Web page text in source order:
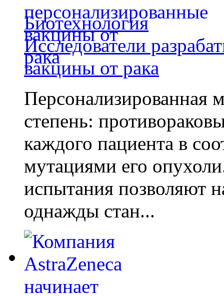
Биотехнология
Исследователи
вакцины от рака
Персонализированная
степень:
каждого пациента в
мутациями его
испытания позволяют
однажды стан...